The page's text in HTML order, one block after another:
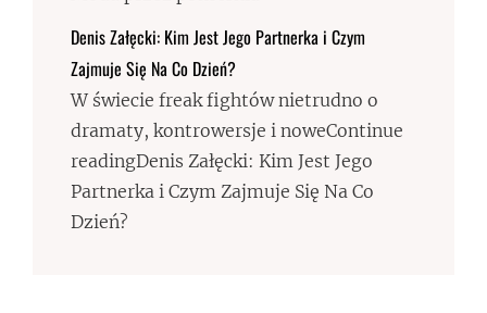
Denis Załęcki: Kim Jest Jego Partnerka i Czym
Zajmuje Się Na Co Dzień?
W świecie freak fightów nietrudno o
dramaty, kontrowersje i noweContinue
readingDenis Załęcki: Kim Jest Jego
Partnerka i Czym Zajmuje Się Na Co
Dzień?